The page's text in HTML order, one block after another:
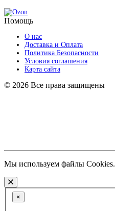
Ozon
Помощь
О нас
Доставка и Оплата
Политика Безопасности
Условия соглашения
Карта сайта
© 2026 Все права защищены
Мы используем файлы Cookies.
×